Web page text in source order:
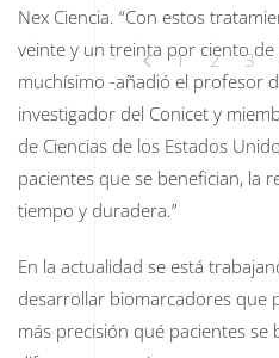
Nex Ciencia. “Con estos
veinte y un treinta por ciento de
muchísimo -añadió el profesor
investigador del Conicet y
de Ciencias de los Estados
pacientes que se benefician, la
tiempo y duradera.”
En la actualidad se está
desarrollar biomarcadores que
más precisión qué pacientes se
1 2 3